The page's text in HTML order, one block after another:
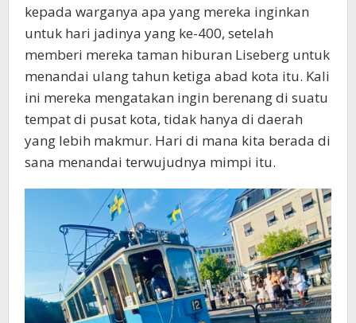
kepada warganya apa yang mereka inginkan
untuk hari jadinya yang ke-400, setelah
memberi mereka taman hiburan Liseberg untuk
menandai ulang tahun ketiga abad kota itu. Kali
ini mereka mengatakan ingin berenang di suatu
tempat di pusat kota, tidak hanya di daerah
yang lebih makmur. Hari di mana kita berada di
sana menandai terwujudnya mimpi itu.